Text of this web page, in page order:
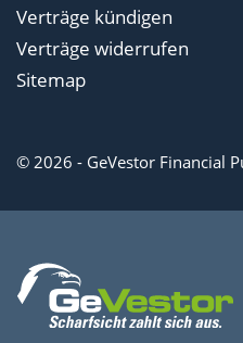
Verträge kündigen
Verträge widerrufen
Sitemap
© 2026 - GeVestor Financial